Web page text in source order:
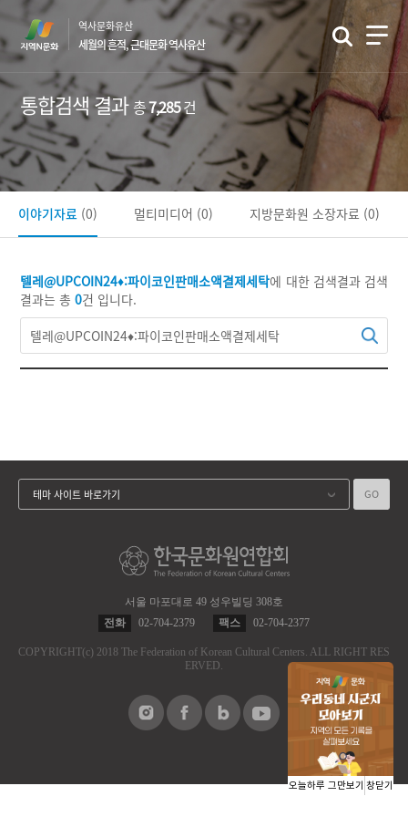
문
바
로
기
역사문화유산
세월의 흔적, 근대문화 역사유산
통합검색 결과총7,285건
텔레@UPCOIN24♦:파이코인판매소액결제세탁에 대한 검색결과 검색
결과는 총0건 입니다.
이야기자료 (0) 멀티미디어 (0) 지방문화원 소장자료 (0)
서울 마포대로 49 성우빌딩 308호
전화
02-704-2379 팩스 02-704-2377
COPYRIGHT(c) 2018 The Federation of Korean Cultural Centers. ALL RIGHT RES
ERVED.
테마 사이트 바로가기 GO
오늘하루 그만보기 창닫기